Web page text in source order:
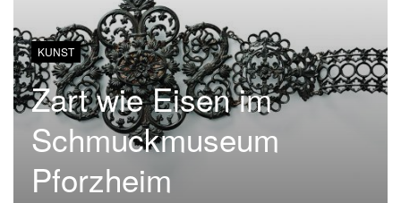
KUNST
Zart wie Eisen im
Schmuckmuseum
Pforzheim